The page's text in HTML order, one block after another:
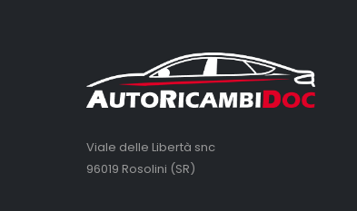
Viale delle Libertà snc
96019 Rosolini (SR)